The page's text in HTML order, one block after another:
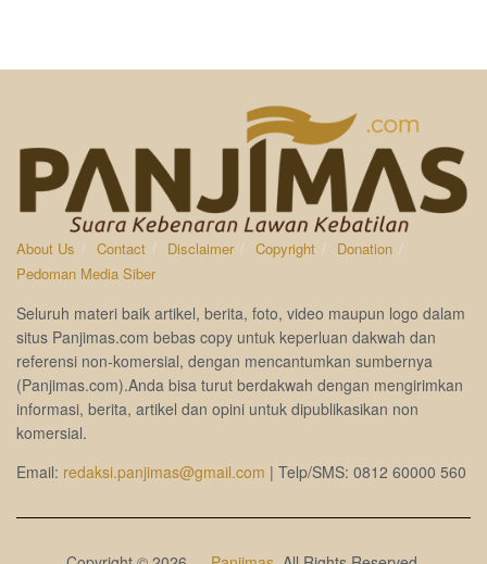
About Us Contact Disclaimer Copyright
Donation
Pedoman Media Siber
Seluruh materi baik artikel, berita, foto, video maupun logo dalam
situs Panjimas.com bebas copy untuk keperluan dakwah dan
referensi non-komersial, dengan mencantumkan sumbernya
(Panjimas.com).Anda bisa turut berdakwah dengan mengirimkan
informasi, berita, artikel dan opini untuk dipublikasikan non
komersial.
Email: redaksi.panjimas@gmail.com | Telp/SMS: 0812 60000 560